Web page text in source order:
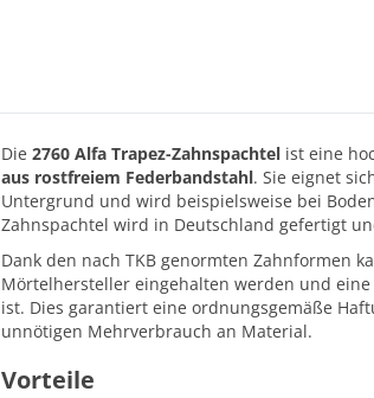
Die2760 Alfa Trapez-Zahnspachtel ist eine
aus rostfreiem Federbandstahl. Sie eignet
Untergrund und wird beispielsweise bei
Zahnspachtel wird in Deutschland gefertigt
Dank den nach TKB genormten Zahnformen
Mörtelhersteller eingehalten werden und
ist. Dies garantiert eine ordnungsgemäße
unnötigen Mehrverbrauch an Material.
Vorteile